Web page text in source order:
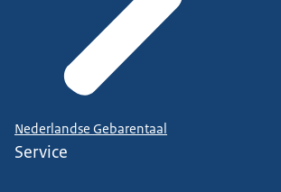
Nederlandse Gebarentaal
Service